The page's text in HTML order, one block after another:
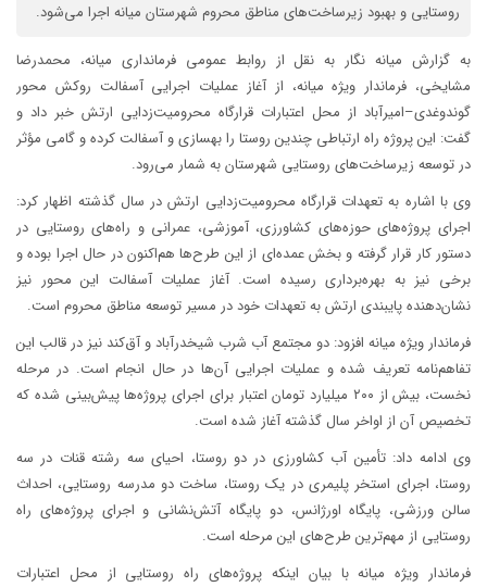
روستایی و بهبود زیرساخت‌های مناطق محروم شهرستان میانه اجرا می‌شود.
به گزارش میانه نگار به نقل از روابط عمومی فرمانداری میانه، محمدرضا
مشایخی، فرماندار ویژه میانه، از آغاز عملیات اجرایی آسفالت روکش محور
گوندوغدی–امیرآباد از محل اعتبارات قرارگاه محرومیت‌زدایی ارتش خبر داد و
گفت: این پروژه راه ارتباطی چندین روستا را بهسازی و آسفالت کرده و گامی مؤثر
در توسعه زیرساخت‌های روستایی شهرستان به شمار می‌رود.
وی با اشاره به تعهدات قرارگاه محرومیت‌زدایی ارتش در سال گذشته اظهار کرد:
اجرای پروژه‌های حوزه‌های کشاورزی، آموزشی، عمرانی و راه‌های روستایی در
دستور کار قرار گرفته و بخش عمده‌ای از این طرح‌ها هم‌اکنون در حال اجرا بوده و
برخی نیز به بهره‌برداری رسیده است. آغاز عملیات آسفالت این محور نیز
نشان‌دهنده پایبندی ارتش به تعهدات خود در مسیر توسعه مناطق محروم است.
فرماندار ویژه میانه افزود: دو مجتمع آب شرب شیخدرآباد و آق‌کند نیز در قالب این
تفاهم‌نامه تعریف شده و عملیات اجرایی آن‌ها در حال انجام است. در مرحله
نخست، بیش از ۲۰۰ میلیارد تومان اعتبار برای اجرای پروژه‌ها پیش‌بینی شده که
تخصیص آن از اواخر سال گذشته آغاز شده است.
وی ادامه داد: تأمین آب کشاورزی در دو روستا، احیای سه رشته قنات در سه
روستا، اجرای استخر پلیمری در یک روستا، ساخت دو مدرسه روستایی، احداث
سالن ورزشی، پایگاه اورژانس، دو پایگاه آتش‌نشانی و اجرای پروژه‌های راه
روستایی از مهم‌ترین طرح‌های این مرحله است.
فرماندار ویژه میانه با بیان اینکه پروژه‌های راه روستایی از محل اعتبارات